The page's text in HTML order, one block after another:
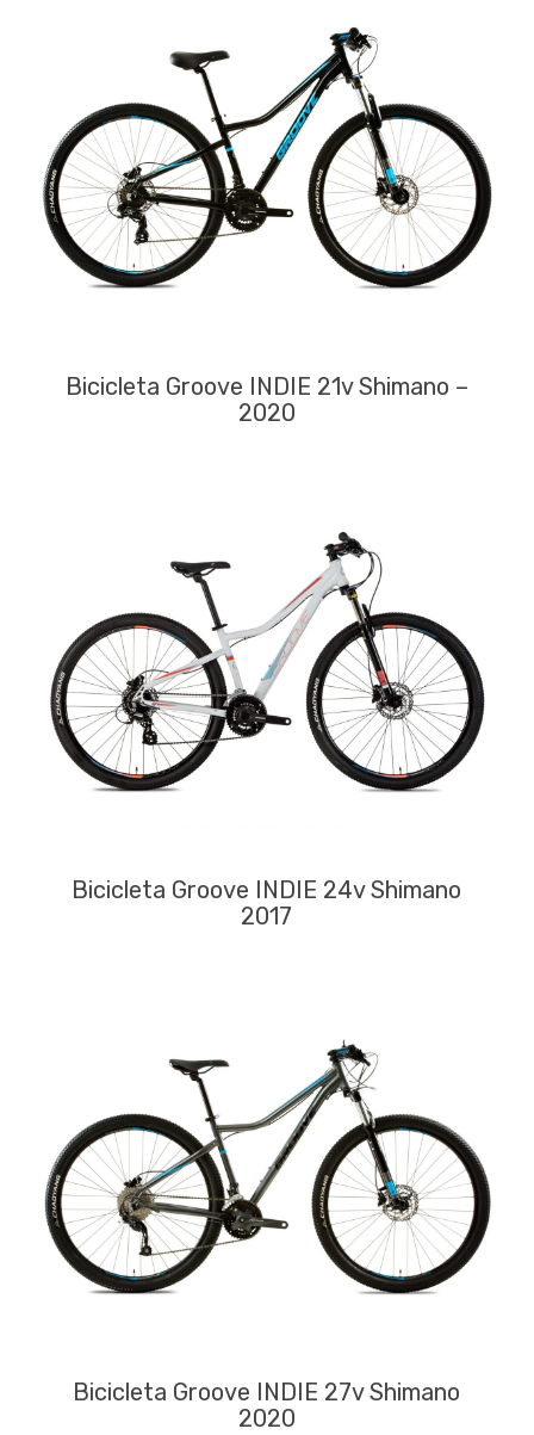
Bicicleta Groove INDIE 21v Shimano –
2020
Bicicleta Groove INDIE 24v Shimano
2017
Bicicleta Groove INDIE 27v Shimano
2020